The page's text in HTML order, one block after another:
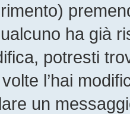
ha già
potresti
l’hai
un